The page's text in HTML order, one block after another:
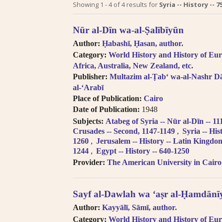
Search tips in Arabic
Searches you perform on this
descriptive information about
and Arabic, but not the full texts of
searching technologies for Arabic
to introduce full-text searching.
Books in multi-volume works
search results. In the book viewer,
titles” to read the other volumes.
Click on hyper-linked metadata
the same category.
Transliteration (for consonants)
theLOC transliteration system.
Pronunciation follows Modern
Diacritical vowels are equivalent
i.e. Ḥajjāj = Hajjaj.
Try searching places by
Cairo, Qahira, Qahirah, Tehran,
Try searching places in English,
Showing 1 -4of4 results for Syria -- History --
Nūr al-Dīn wa-al-Ṣalībīyūn
Author: Ḥabashī, Ḥasan, author.
Category: World History and History of
Africa, Australia, New Zealand, etc.
Publisher: Multazim al-Ṭabʻ wa-al-Nashr
al-ʻArabī
Place of Publication: Cairo
Date of Publication: 1948
Subjects: Atabeg of Syria -- Nūr al-Dīn --
Crusades -- Second, 1147-1149
Syria --
1260
Jerusalem -- History -- Latin
1244
Egypt -- History -- 640-1250
Provider: The American University in Cairo
Sayf al-Dawlah wa ʻaṣr al-
Author: Kayyālī, Sāmī, author.
Category: World History and History of